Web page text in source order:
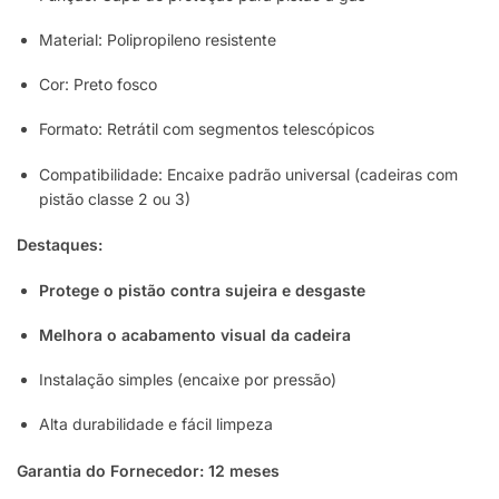
Material: Polipropileno resistente
Cor: Preto fosco
Formato: Retrátil com segmentos telescópicos
Compatibilidade: Encaixe padrão universal (cadeiras com
pistão classe 2 ou 3)
Destaques:
Protege o pistão contra sujeira e desgaste
Melhora o acabamento visual da cadeira
Instalação simples (encaixe por pressão)
Alta durabilidade e fácil limpeza
Garantia do Fornecedor: 12 meses